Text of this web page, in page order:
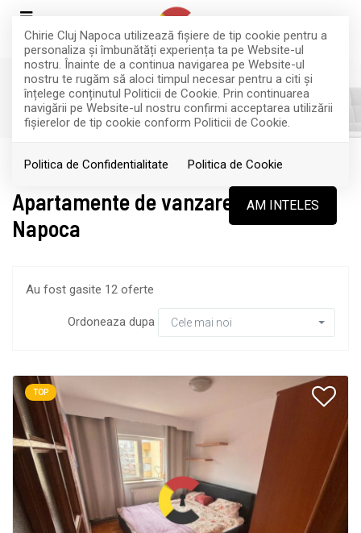
Chirie Cluj Napoca utilizează fişiere de tip cookie pentru a
personaliza și îmbunătăți experiența ta pe Website-ul
nostru. Înainte de a continua navigarea pe Website-ul
nostru te rugăm să aloci timpul necesar pentru a citi și
înțelege conținutul Politicii de Cookie. Prin continuarea
navigării pe Website-ul nostru confirmi acceptarea utilizării
fişierelor de tip cookie conform Politicii de Cookie.
Politica de Confidentialitate Politica de Cookie
AM INTELES
FILTREAZA
Apartamente de vanzare in Cluj-
Napoca
Au fost gasite 12 oferte
Ordoneaza dupa Cele mai noi
TOP